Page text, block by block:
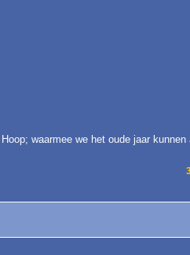
waarmee we het oude jaar